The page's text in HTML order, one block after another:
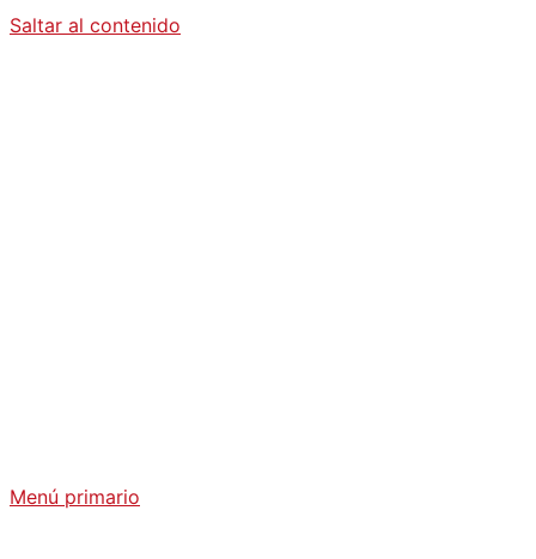
Saltar al contenido
Menú primario